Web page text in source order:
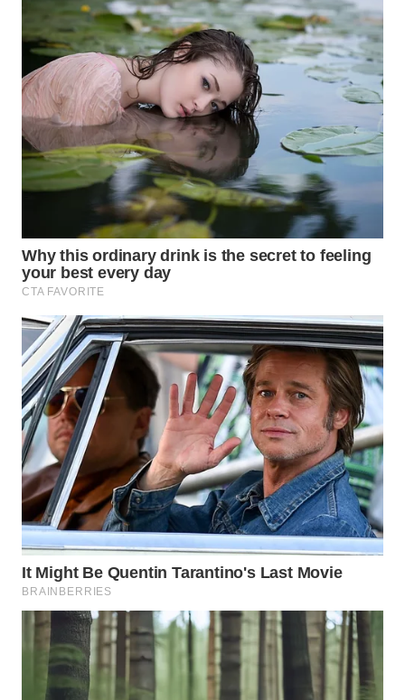
WN
MALUKU
WN
MALUT
WN
DAIRI
DANAU
TOBA
WN
NIAS
WN
LANGKAT
WN
TAPANULI
SELATAN
WN
TANJUNG
LESUNG
WN
KARO
WN